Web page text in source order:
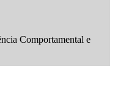
Comportamental e